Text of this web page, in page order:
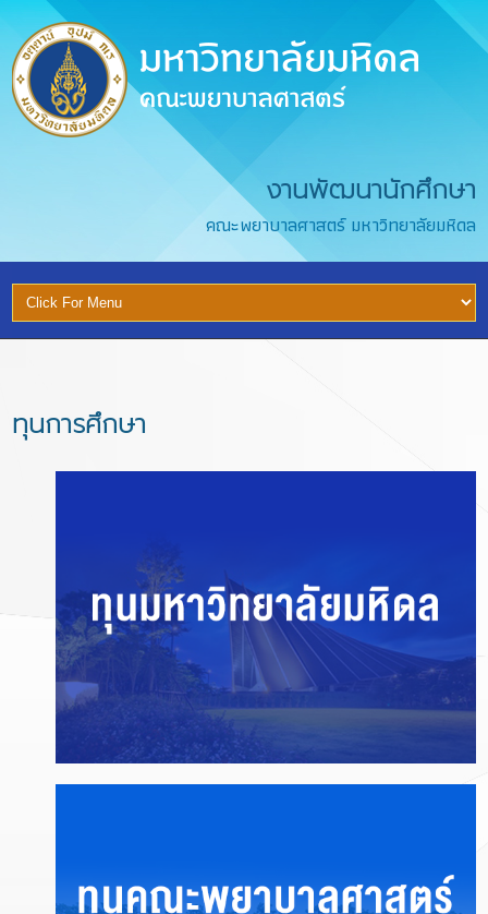
งานพัฒนานักศึกษา
คณะพยาบาลศาสตร์ มหาวิทยาลัยมหิดล
ทุนการศึกษา